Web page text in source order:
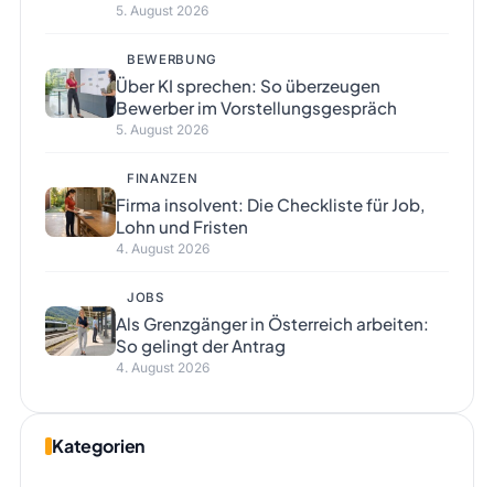
5. August 2026
BEWERBUNG
Über KI sprechen: So überzeugen
Bewerber im Vorstellungsgespräch
5. August 2026
FINANZEN
Firma insolvent: Die Checkliste für Job,
Lohn und Fristen
4. August 2026
JOBS
Als Grenzgänger in Österreich arbeiten:
So gelingt der Antrag
4. August 2026
Kategorien